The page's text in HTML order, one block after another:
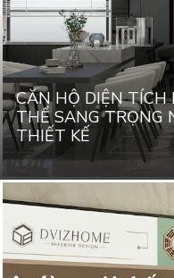
CĂN HỘ DIỆN TÍCH
THỂ SANG TRỌNG
THIẾT KẾ